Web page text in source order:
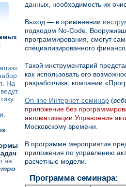
На
на
данных, необходимость их
Выход — в применении
подходом No-Code.
программирования, смогут
специализированного
Такой инструментарий
как использовать его
разработчика, компании
On-line Интернет-семинар(
приложение без
автоматизации Управления
Московскому времени.
В программе мероприятия
приложения по управлению
расчетные модели.
Программа семинара: